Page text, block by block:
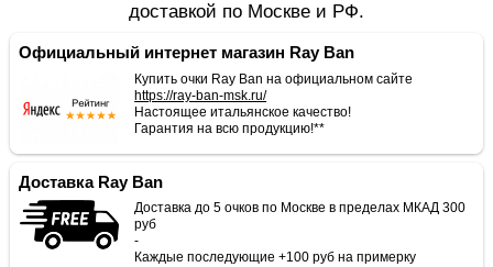
доставкой по Москве и РФ.
Официальный интернет магазин Ray Ban
Купить очки Ray Ban на официальном сайте
https://ray-ban-msk.ru/
Настоящее итальянское качество!
Гарантия на всю продукцию!**
Доставка Ray Ban
Доставка до 5 очков по Москве в пределах МКАД 300
руб
-
Каждые последующие +100 руб на примерку